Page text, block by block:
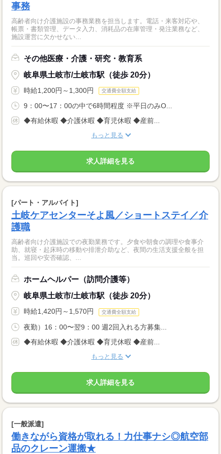
事務
高齢者向け介護施設の事務業務を担当します。電話・来客対応や、
帳票・書類管理、データ入力、消耗品の在庫管理・発注業務など、
施設運営に欠かせない...
その他医療・介護・研究・教育系
岐阜県土岐市/土岐市駅（徒歩 20分）
時給1,200円～1,300円 交通費全額支給
9：00〜17：00の中で6時間程度 ※平日のみO...
◆有給休暇 ◆介護休暇 ◆育児休暇 ◆産前...
もっと見る
求人詳細を見る
[パート・アルバイト]
土岐ケアセンターそよ風／ショートステイ／介
護職
高齢者向け介護施設での夜勤業務です。夕食や朝食の調理や食事介
助、就寝・起床時の移動や排泄介助など、夜間の生活支援全般を担
当。巡回や安否確認、...
ホームヘルパー（訪問介護等）
岐阜県土岐市/土岐市駅（徒歩 20分）
時給1,420円～1,570円 交通費全額支給
夜勤）16：00〜翌9：00 週2回入れる方募集...
◆有給休暇 ◆介護休暇 ◆育児休暇 ◆産前...
もっと見る
求人詳細を見る
[一般派遣]
働きながら資格が取れる！力仕事ナシ◎航空部
品のクレーン運搬★